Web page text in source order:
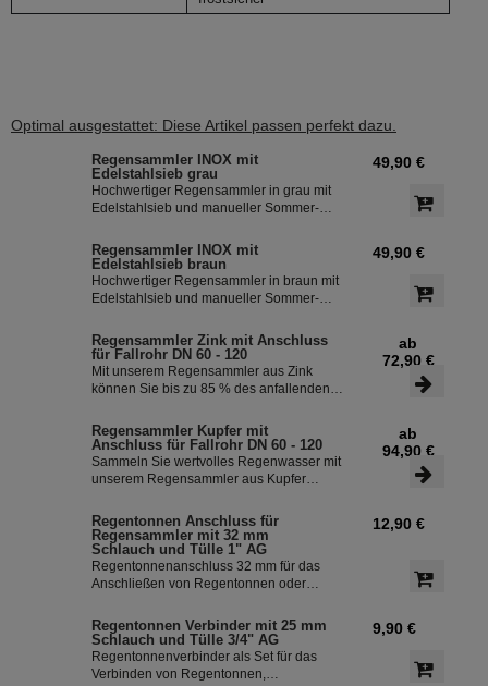
Optimal ausgestattet: Diese Artikel passen perfekt dazu.
Regensammler INOX mit
Edelstahlsieb grau
Hochwertiger Regensammler in grau mit
Edelstahlsieb und manueller Sommer-
INOX verfügt über einen integriertem
Überlaufstop und leitet zuverlässig
sauberes Regenwasser in ihre
Regentonne. Dieser Fallrohrfilter ist bereits
49,90 €
Regensammler INOX mit
Edelstahlsieb braun
Hochwertiger Regensammler in braun mit
Edelstahlsieb und manueller Sommer-
INOX verfügt über einen integriertem
Überlaufstop und leitet zuverlässig
sauberes Regenwasser in ihre
Regentonne. Dieser Fallrohrfilter ist bereits
49,90 €
Regensammler Zink mit Anschluss
für Fallrohr DN 60 - 120
Mit unserem Regensammler aus Zink
können Sie bis zu 85 % des anfallenden
Regentonne speichern. Der Regensammler
ist frostsicher und lässt sich durch das
Schiebeteil einfach ein- und ausbauen. Der
flexible Schlauchanschluss mit einer Länge
ab
72,90 €
Regensammler Kupfer mit
Anschluss für Fallrohr DN 60 - 120
Sammeln Sie wertvolles Regenwasser mit
unserem Regensammler aus Kupfer
eine effiziente Nutzung des Regenwassers
und ist einfach zu installieren. Damit
können Sie bis zu 85 % des anfallenden
Regenwassers sammeln und in Ihre
Regentonne leiten.
ab
94,90 €
Regentonnen Anschluss für
Regensammler mit 32 mm
Schlauch und Tülle 1" AG
Regentonnenanschluss 32 mm für das
Anschließen von Regentonnen oder
Schlauchdurchmesser von 32 mm.
12,90 €
Regentonnen Verbinder mit 25 mm
Schlauch und Tülle 3/4" AG
Regentonnenverbinder als Set für das
Verbinden von Regentonnen,
9,90 €